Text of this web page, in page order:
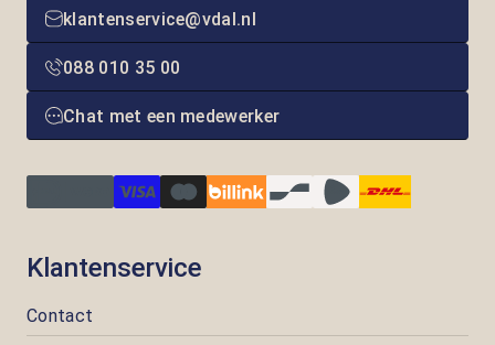
klantenservice@vdal.nl
088 010 35 00
Chat met een medewerker
Klantenservice
Contact